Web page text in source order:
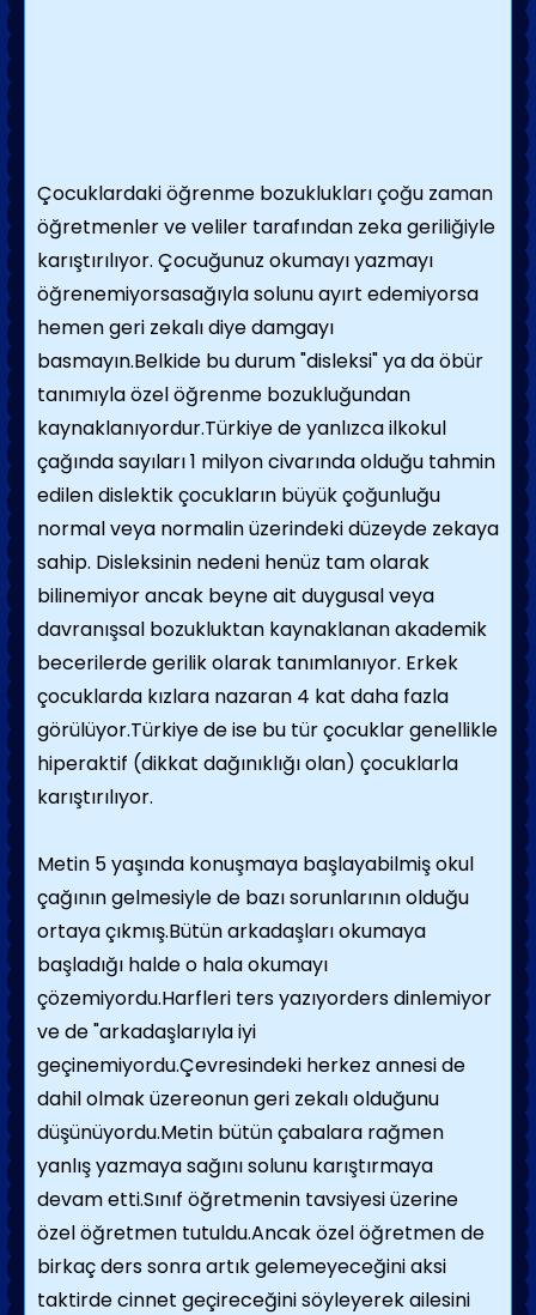
Çocuklardaki öğrenme bozuklukları çoğu zaman
öğretmenler ve veliler tarafından zeka geriliğiyle
karıştırılıyor. Çocuğunuz okumayı yazmayı
öğrenemiyorsasağıyla solunu ayırt edemiyorsa
hemen geri zekalı diye damgayı
basmayın.Belkide bu durum "disleksi" ya da öbür
tanımıyla özel öğrenme bozukluğundan
kaynaklanıyordur.Türkiye de yanlızca ilkokul
çağında sayıları 1 milyon civarında olduğu tahmin
edilen dislektik çocukların büyük çoğunluğu
normal veya normalin üzerindeki düzeyde zekaya
sahip. Disleksinin nedeni henüz tam olarak
bilinemiyor ancak beyne ait duygusal veya
davranışsal bozukluktan kaynaklanan akademik
becerilerde gerilik olarak tanımlanıyor. Erkek
çocuklarda kızlara nazaran 4 kat daha fazla
görülüyor.Türkiye de ise bu tür çocuklar genellikle
hiperaktif (dikkat dağınıklığı olan) çocuklarla
karıştırılıyor.
Metin 5 yaşında konuşmaya başlayabilmiş okul
çağının gelmesiyle de bazı sorunlarının olduğu
ortaya çıkmış.Bütün arkadaşları okumaya
başladığı halde o hala okumayı
çözemiyordu.Harfleri ters yazıyorders dinlemiyor
ve de "arkadaşlarıyla iyi
geçinemiyordu.Çevresindeki herkez annesi de
dahil olmak üzereonun geri zekalı olduğunu
düşünüyordu.Metin bütün çabalara rağmen
yanlış yazmaya sağını solunu karıştırmaya
devam etti.Sınıf öğretmenin tavsiyesi üzerine
özel öğretmen tutuldu.Ancak özel öğretmen de
birkaç ders sonra artık gelemeyeceğini aksi
taktirde cinnet geçireceğini söyleyerek ailesini